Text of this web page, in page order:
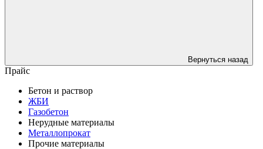
Вернуться назад
Прайс
Бетон и раствор
ЖБИ
Газобетон
Нерудные материалы
Металлопрокат
Прочие материалы